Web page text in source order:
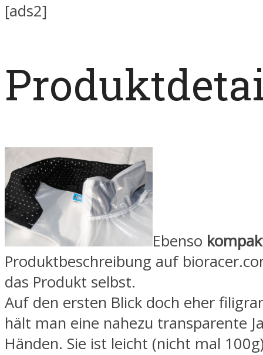
[ads2]
Ebenso
Produktbeschreibung auf
das Produkt selbst.
Auf den ersten Blick doch eher
hält man eine nahezu transparente
Händen. Sie ist leicht (nicht mal